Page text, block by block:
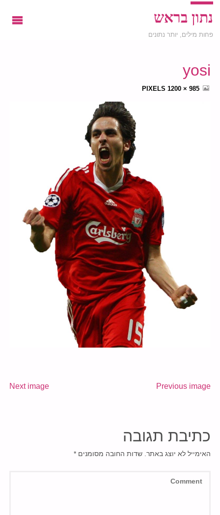
נתון בראש
פחות מילים, יותר נתונים
yosi
FULL
985 × 1200
PIXELS
Previous image
Next image
כתיבת תגובה
האימייל לא יוצג באתר. שדות החובה מסומנים *